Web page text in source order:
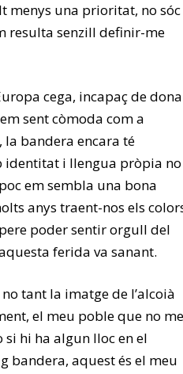
menys una prioritat, no sóc
resulta senzill definir-me
cega, incapaç de
sent còmoda com a
la bandera encara té
identitat i llengua pròpia no
em sembla una bona
anys traent-nos els
poder sentir orgull del
ferida va sanant.
tant la imatge de l’alcoià
el meu poble que no
si hi ha algun lloc en el
bandera, aquest és el meu